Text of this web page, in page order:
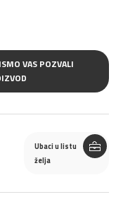
VAS POZVALI
PROIZVOD
Ubaci u listu
želja